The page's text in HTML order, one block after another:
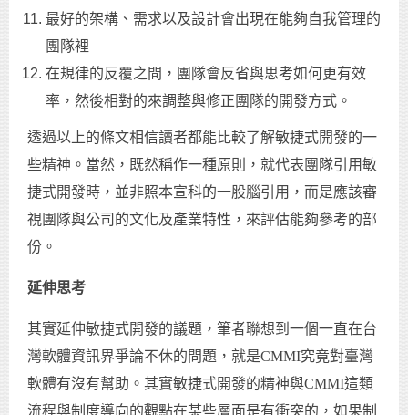
最好的架構、需求以及設計會出現在能夠自我管理的
團隊裡
在規律的反覆之間，團隊會反省與思考如何更有效
率，然後相對的來調整與修正團隊的開發方式。
透過以上的條文相信讀者都能比較了解敏捷式開發的一
些精神。當然，既然稱作一種原則，就代表團隊引用敏
捷式開發時，並非照本宣科的一股腦引用，而是應該審
視團隊與公司的文化及產業特性，來評估能夠參考的部
份。
延伸思考
其實延伸敏捷式開發的議題，筆者聯想到一個一直在台
灣軟體資訊界爭論不休的問題，就是CMMI究竟對臺灣
軟體有沒有幫助。其實敏捷式開發的精神與CMMI這類
流程與制度導向的觀點在某些層面是有衝突的，如果制